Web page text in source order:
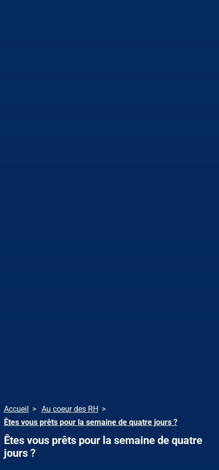
Accueil
Au coeur des RH
Êtes vous prêts pour la semaine de quatre jours ?
Êtes vous prêts pour la semaine de quatre
jours ?